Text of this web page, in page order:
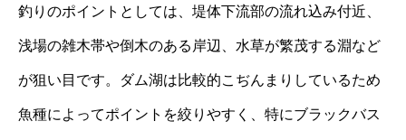
釣りのポイントとしては、堤体下流部の流れ込み付近、
浅場の雑木帯や倒木のある岸辺、水草が繁茂する淵など
が狙い目です。ダム湖は比較的こぢんまりしているため
魚種によってポイントを絞りやすく、特にブラックバス